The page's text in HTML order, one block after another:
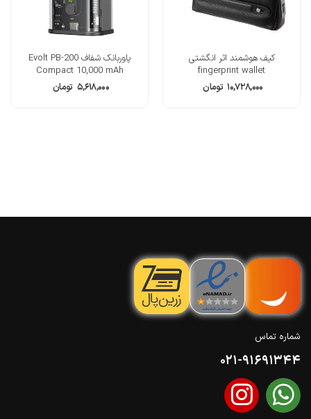
کیف هوشمند اثر انگشتی
fingerprint wallet
۱۰,۷۲۸,۰۰۰ تومان
پاوربانک شفاف Evolt PB-200
Compact 10,000 mAh
۵,۶۱۸,۰۰۰ تومان
شماره تماس
021-91691344